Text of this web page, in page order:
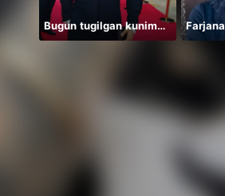
Bugun tugilgan kunim🔥💣👑🎉 Farjana